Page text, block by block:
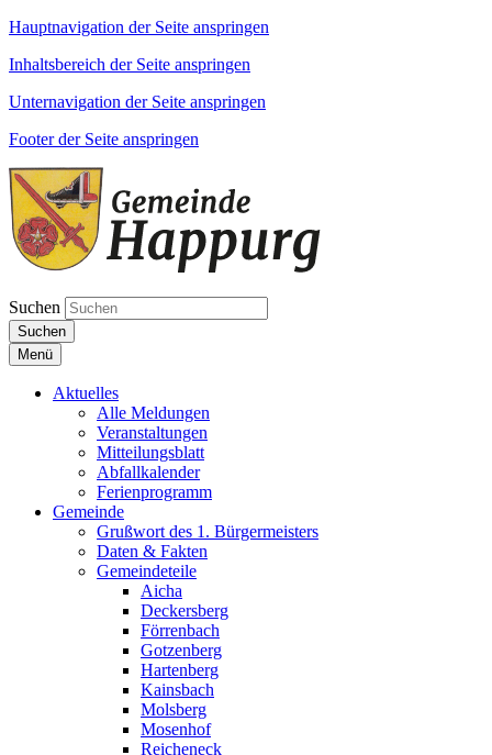
Hauptnavigation der Seite anspringen
Inhaltsbereich der Seite anspringen
Unternavigation der Seite anspringen
Footer der Seite anspringen
Suchen
Suchen
Menü
Aktuelles
Alle Meldungen
Veranstaltungen
Mitteilungsblatt
Abfallkalender
Ferienprogramm
Gemeinde
Grußwort des 1. Bürgermeisters
Daten & Fakten
Gemeindeteile
Aicha
Deckersberg
Förrenbach
Gotzenberg
Hartenberg
Kainsbach
Molsberg
Mosenhof
Reicheneck